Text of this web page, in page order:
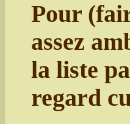
Pour
assez
la liste
regard